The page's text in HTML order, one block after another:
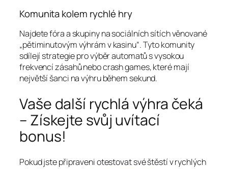
Komunita kolem rychlé hry
Najdete fóra a skupiny na sociálních sítích věnované
„pětiminutovým výhrám v kasinu“. Tyto komunity
sdílejí strategie pro výběr automatů s vysokou
frekvencí zásahů nebo crash games, které mají
největší šanci na výhru během sekund.
Vaše další rychlá výhra čeká
– Získejte svůj uvítací
bonus!
Pokud jste připraveni otestovat své štěstí v rychlých